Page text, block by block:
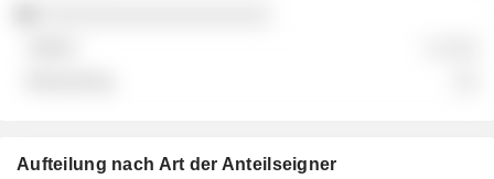
Aufteilung nach Art der Anteilseigner